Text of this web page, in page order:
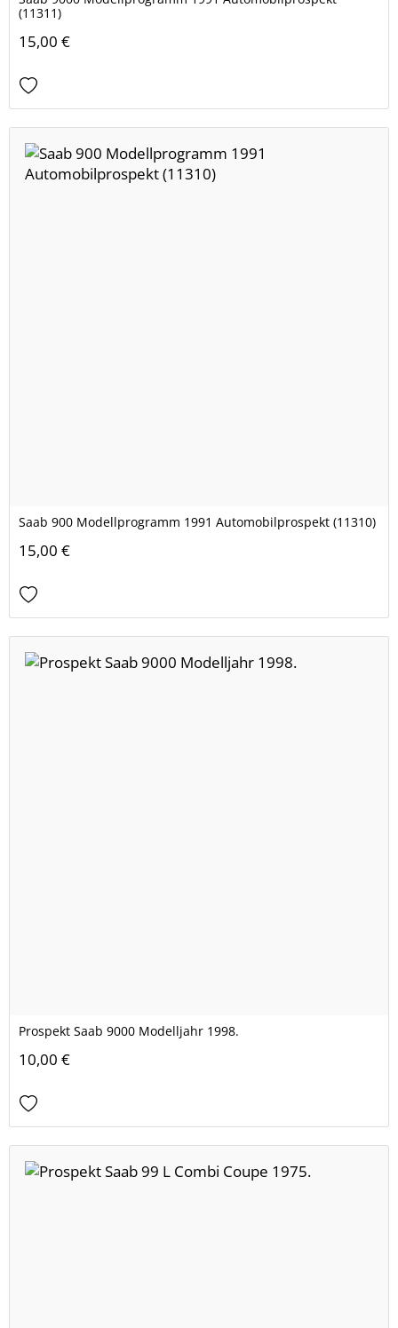
(11311)
15,00 €
Saab 900 Modellprogramm 1991 Automobilprospekt (11310)
15,00 €
Prospekt Saab 9000 Modelljahr 1998.
10,00 €